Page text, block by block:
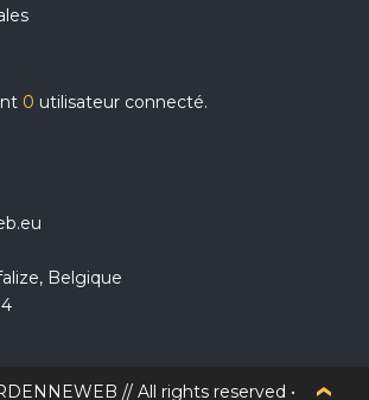
0 utilisateur connecté.
Belgique
// All rights reserved •